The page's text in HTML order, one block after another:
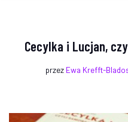
Cecylka i Lucjan,
przez Ewa Krefft-